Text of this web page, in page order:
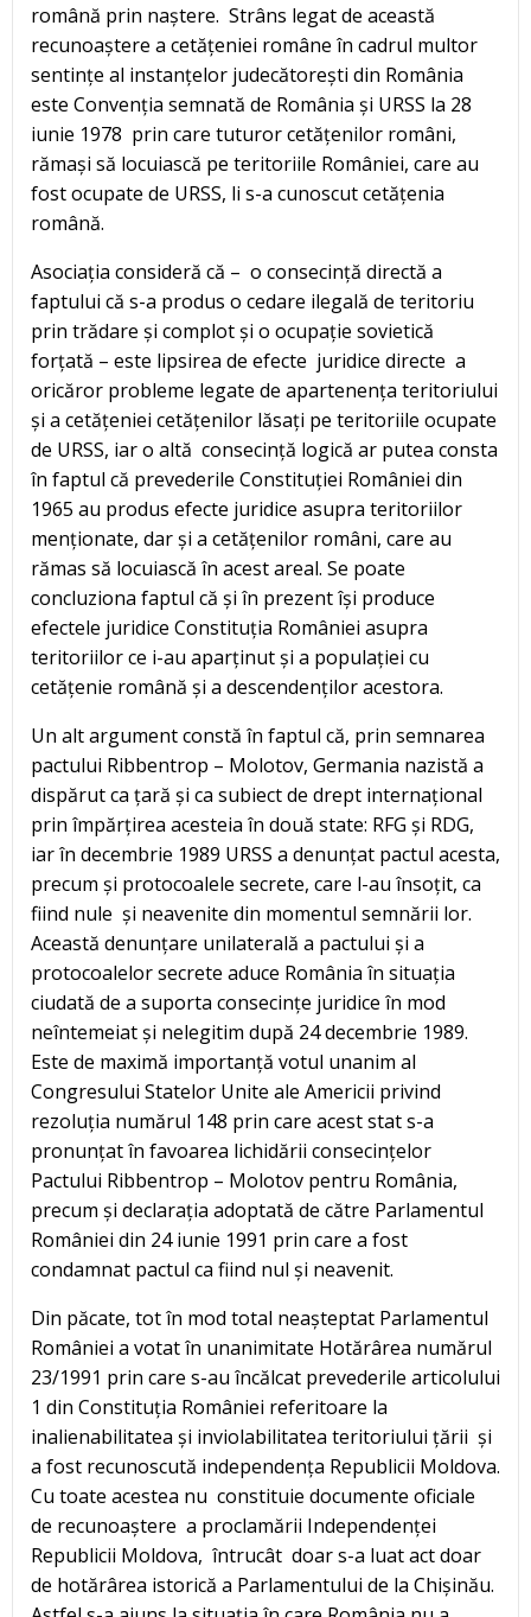
română prin naștere. Strâns legat de această
recunoaștere a cetățeniei române în cadrul multor
sentințe al instanțelor judecătorești din România
este Convenția semnată de România și URSS la 28
iunie 1978 prin care tuturor cetățenilor români,
rămași să locuiască pe teritoriile României, care au
fost ocupate de URSS, li s-a cunoscut cetățenia
română.
Asociația consideră că – o consecință directă a
faptului că s-a produs o cedare ilegală de teritoriu
prin trădare și complot și o ocupație sovietică
forțată – este lipsirea de efecte juridice directe a
oricăror probleme legate de apartenența teritoriului
și a cetățeniei cetățenilor lăsați pe teritoriile ocupate
de URSS, iar o altă consecință logică ar putea consta
în faptul că prevederile Constituției României din
1965 au produs efecte juridice asupra teritoriilor
menționate, dar și a cetățenilor români, care au
rămas să locuiască în acest areal. Se poate
concluziona faptul că și în prezent își produce
efectele juridice Constituția României asupra
teritoriilor ce i-au aparținut și a populației cu
cetățenie română și a descendenților acestora.
Un alt argument constă în faptul că, prin semnarea
pactului Ribbentrop – Molotov, Germania nazistă a
dispărut ca țară și ca subiect de drept internațional
prin împărțirea acesteia în două state: RFG și RDG,
iar în decembrie 1989 URSS a denunțat pactul acesta,
precum și protocoalele secrete, care l-au însoțit, ca
fiind nule și neavenite din momentul semnării lor.
Această denunțare unilaterală a pactului și a
protocoalelor secrete aduce România în situația
ciudată de a suporta consecințe juridice în mod
neîntemeiat și nelegitim după 24 decembrie 1989.
Este de maximă importanță votul unanim al
Congresului Statelor Unite ale Americii privind
rezoluția numărul 148 prin care acest stat s-a
pronunțat în favoarea lichidării consecințelor
Pactului Ribbentrop – Molotov pentru România,
precum și declarația adoptată de către Parlamentul
României din 24 iunie 1991 prin care a fost
condamnat pactul ca fiind nul și neavenit.
Din păcate, tot în mod total neașteptat Parlamentul
României a votat în unanimitate Hotărârea numărul
23/1991 prin care s-au încălcat prevederile articolului
1 din Constituția României referitoare la
inalienabilitatea și inviolabilitatea teritoriului țării și
a fost recunoscută independența Republicii Moldova.
Cu toate acestea nu constituie documente oficiale
de recunoaștere a proclamării Independenței
Republicii Moldova, întrucât doar s-a luat act doar
de hotărârea istorică a Parlamentului de la Chișinău.